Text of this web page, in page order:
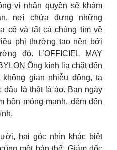
vì nhân quyền sẽ khám
nơi chứa đựng những
cô và tất cả chúng tìm về
phi thường tạo nên bởi
đó. L’OFFICIEL MAY
Ống kính lia chặt đến
gian nhiễu động, ta
đâu là thật là ảo. Ban ngày
hồn mỏng manh, đêm đến
hai góc nhìn khác biệt